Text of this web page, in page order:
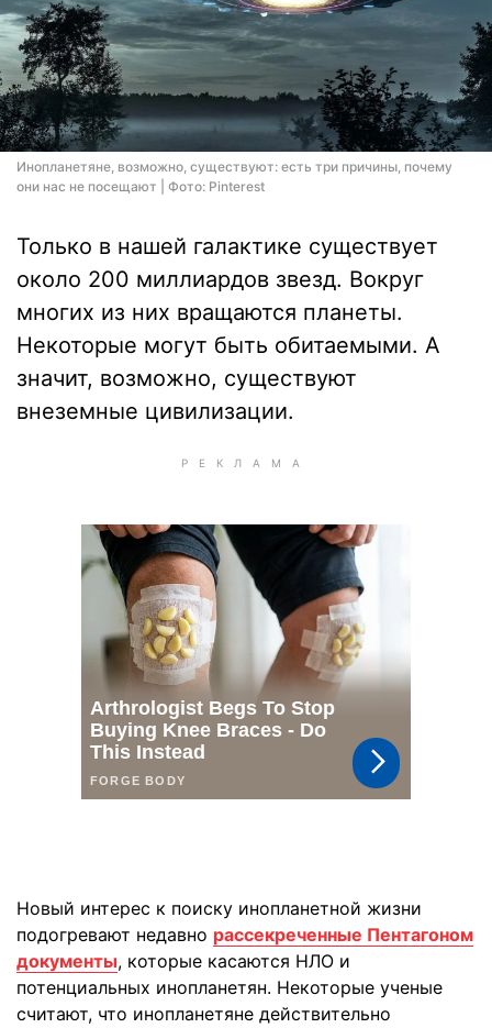
Инопланетяне, возможно, существуют: есть три причины, почему
они нас не посещают | Фото: Pinterest
Только в нашей галактике существует
около 200 миллиардов звезд. Вокруг
многих из них вращаются планеты.
Некоторые могут быть обитаемыми. А
значит, возможно, существуют
внеземные цивилизации.
Новый интерес к поиску инопланетной жизни
подогревают недавно рассекреченные Пентагоном
документы, которые касаются НЛО и
потенциальных инопланетян. Некоторые ученые
считают, что инопланетяне действительно